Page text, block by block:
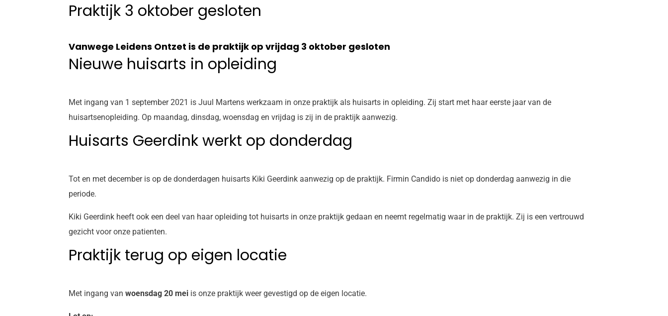
Praktijk 3 oktober gesloten
Vanwege Leidens Ontzet is de praktijk op vrijdag 3 oktober gesloten
Nieuwe huisarts in opleiding
Met ingang van 1 september 2021 is Juul Martens werkzaam in onze praktijk als huisarts in opleiding. Zij start met haar eerste jaar van de
huisartsenopleiding. Op maandag, dinsdag, woensdag en vrijdag is zij in de praktijk aanwezig.
Huisarts Geerdink werkt op donderdag
Tot en met december is op de donderdagen huisarts Kiki Geerdink aanwezig op de praktijk. Firmin Candido is niet op donderdag aanwezig in die
periode.
Kiki Geerdink heeft ook een deel van haar opleiding tot huisarts in onze praktijk gedaan en neemt regelmatig waar in de praktijk. Zij is een vertrouwd
gezicht voor onze patienten.
Praktijk terug op eigen locatie
Met ingang van woensdag 20 mei is onze praktijk weer gevestigd op de eigen locatie.